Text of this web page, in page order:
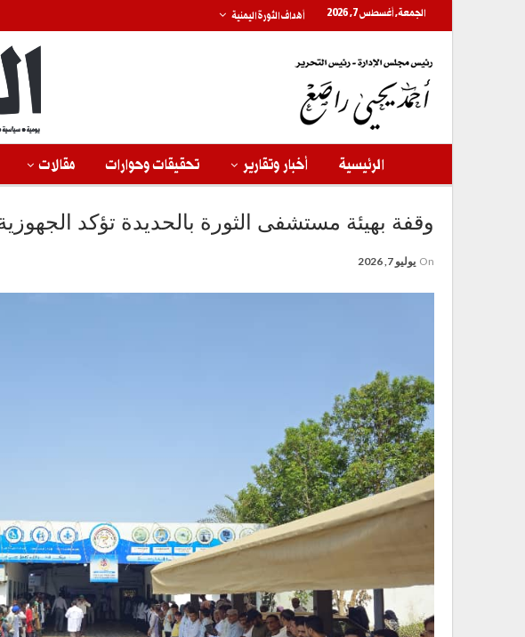
الجمعة, أغسطس 7, 2026 أهداف الثورة اليمنية
الرئيسية أخبار وتقارير تحقيقات وحوارات مقالات
وقفة بهيئة مستشفى الثورة بالحديدة تؤكد الجهوزية
On يوليو 7, 2026